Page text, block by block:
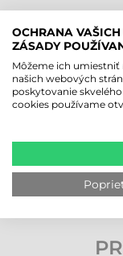
OCHRANA
ZÁSADY
Môžeme ich umiestniť
našich webových
poskytovanie
cookies používame